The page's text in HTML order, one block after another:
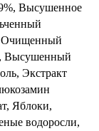
Высушенное
Очищенный
Высушенный
Экстракт
Яблоки,
водоросли,